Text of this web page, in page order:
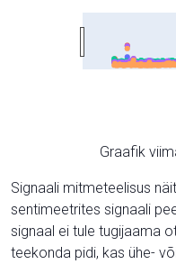
Graafik
Signaali mitmeteelisus
sentimeetrites signaali
signaal ei tule tugijaama
teekonda pidi, kas ühe-